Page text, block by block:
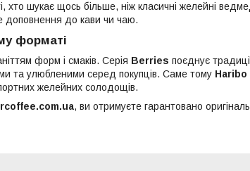
хто шукає щось більше, ніж класичні желейні
доповнення до кави чи чаю.
форматі
форм і смаків. Серія Berries поєднує
та улюбленими серед покупців. Саме тому Haribo
желейних солодощів.
, ви отримуєте гарантовано